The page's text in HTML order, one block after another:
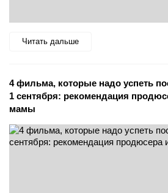
Читать дальше
4 фильма, которые надо успеть
1 сентября: рекомендация
мамы